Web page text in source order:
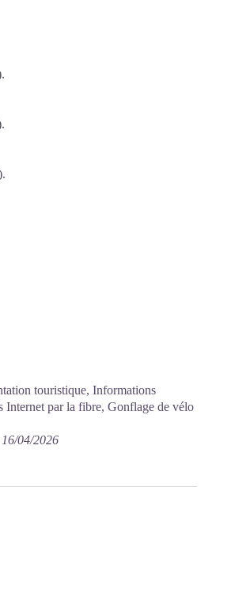
touristique, Informations
par la fibre, Gonflage de vélo
04/2026